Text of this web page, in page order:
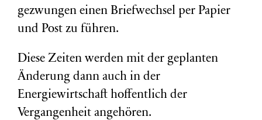
gezwungen einen Briefwechsel per Papier
und Post zu führen.
Diese Zeiten werden mit der geplanten
Änderung dann auch in der
Energiewirtschaft hoffentlich der
Vergangenheit angehören.